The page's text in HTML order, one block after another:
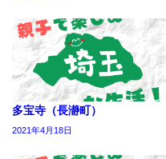
多宝寺（長瀞町）
2021年4月18日